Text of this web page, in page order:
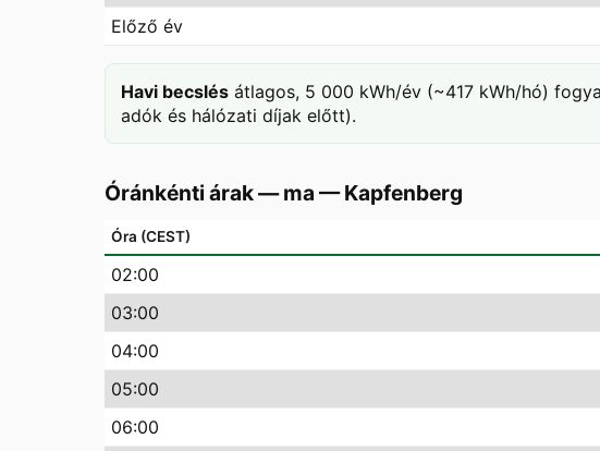
Előző év
Havi becslés átlagos, 5 000 kWh/év (~417 kWh/hó)
adók és hálózati díjak előtt).
Óránkénti árak — ma —Kapfenberg
Óra (CEST)
02:00
03:00
04:00
05:00
06:00